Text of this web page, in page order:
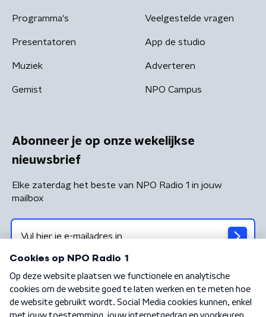
Programma's
Presentatoren
Muziek
Gemist
Veelgestelde vragen
App de studio
Adverteren
NPO Campus
Abonneer je op onze wekelijkse
nieuwsbrief
Elke zaterdag het beste van NPO Radio 1 in jouw
mailbox
Algemene voorwaarden